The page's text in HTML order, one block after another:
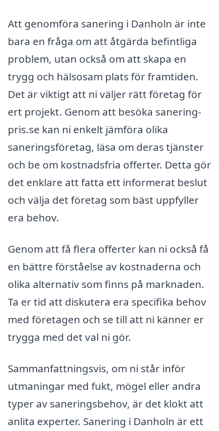
Att genomföra sanering i Danholn är inte
bara en fråga om att åtgärda befintliga
problem, utan också om att skapa en
trygg och hälsosam plats för framtiden.
Det är viktigt att ni väljer rätt företag för
ert projekt. Genom att besöka sanering-
pris.se kan ni enkelt jämföra olika
saneringsföretag, läsa om deras tjänster
och be om kostnadsfria offerter. Detta gör
det enklare att fatta ett informerat beslut
och välja det företag som bäst uppfyller
era behov.
Genom att få flera offerter kan ni också få
en bättre förståelse av kostnaderna och
olika alternativ som finns på marknaden.
Ta er tid att diskutera era specifika behov
med företagen och se till att ni känner er
trygga med det val ni gör.
Sammanfattningsvis, om ni står inför
utmaningar med fukt, mögel eller andra
typer av saneringsbehov, är det klokt att
anlita experter. Sanering i Danholn är ett